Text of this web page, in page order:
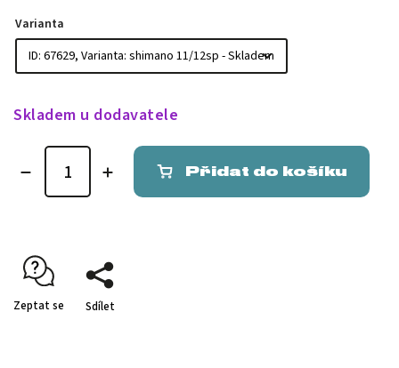
Varianta
Skladem u dodavatele
Přidat do košíku
Zeptat se Sdílet